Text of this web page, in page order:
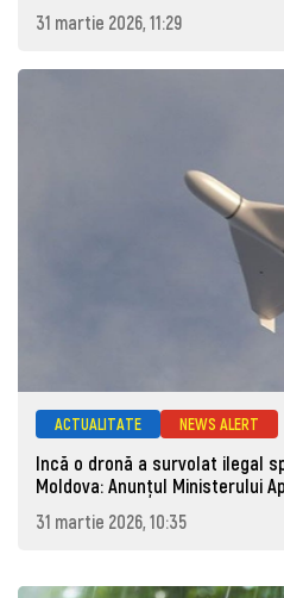
31 martie 2026, 11:29
ACTUALITATE NEWS ALERT
Incă o dronă a survolat ilegal
Moldova: Anunţul Ministerului
31 martie 2026, 10:35